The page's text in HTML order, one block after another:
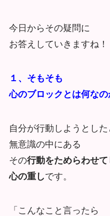
今日からその疑問に
お答えしていきますね！
１、そもそも
心のブロックとは何なの
自分が行動しようとした
無意識の中にある
その行動をためらわせて
心の重しです。
「こんなこと言ったら